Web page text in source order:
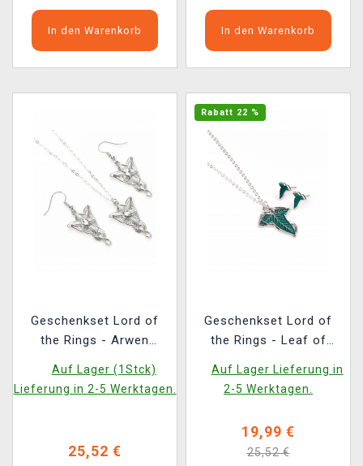
In den Warenkorb In den Warenkorb
Geschenkset Lord of
the Rings - Arwen
Ohrringe)
Auf Lager (1Stck)
Lieferung in 2-5 Werktagen.
25,52 €
Rabatt 22 %
Geschenkset Lord of
the Rings - Leaf of
Ohrringe)
Auf Lager Lieferung in
2-5 Werktagen.
19,99 €
25,52 €